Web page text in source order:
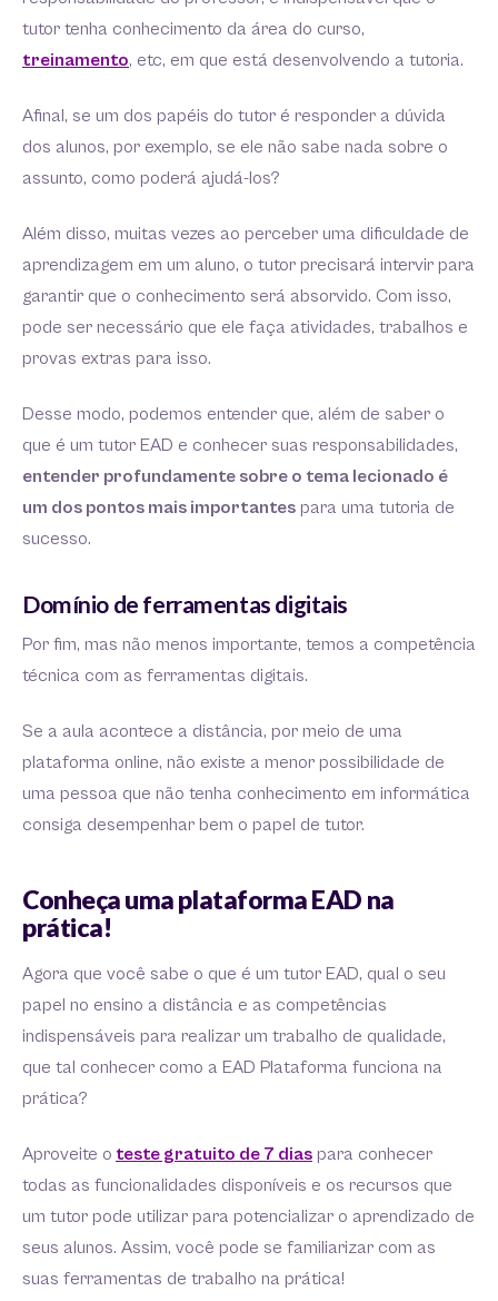
tutor tenha conhecimento da área do curso,
treinamento, etc, em que está desenvolvendo a tutoria.
Afinal, se um dos papéis do tutor é responder a dúvida
dos alunos, por exemplo, se ele não sabe nada sobre o
assunto, como poderá ajudá-los?
Além disso, muitas vezes ao perceber uma dificuldade de
aprendizagem em um aluno, o tutor precisará intervir para
garantir que o conhecimento será absorvido. Com isso,
pode ser necessário que ele faça atividades, trabalhos e
provas extras para isso.
Desse modo, podemos entender que, além de saber o
que é um tutor EAD e conhecer suas responsabilidades,
entender profundamente sobre o tema lecionado é
um dos pontos mais importantes para uma tutoria de
sucesso.
Domínio de ferramentas digitais
Por fim, mas não menos importante, temos a competência
técnica com as ferramentas digitais.
Se a aula acontece a distância, por meio de uma
plataforma online, não existe a menor possibilidade de
uma pessoa que não tenha conhecimento em informática
consiga desempenhar bem o papel de tutor.
Conheça uma plataforma EAD na
prática!
Agora que você sabe o que é um tutor EAD, qual o seu
papel no ensino a distância e as competências
indispensáveis para realizar um trabalho de qualidade,
que tal conhecer como a EAD Plataforma funciona na
prática?
Aproveite o teste gratuito de 7 dias para conhecer
todas as funcionalidades disponíveis e os recursos que
um tutor pode utilizar para potencializar o aprendizado de
seus alunos. Assim, você pode se familiarizar com as
suas ferramentas de trabalho na prática!